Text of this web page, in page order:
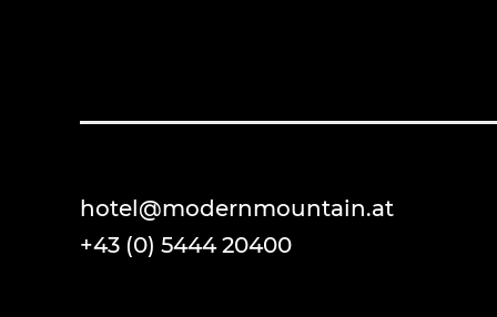
hotel@modernmountain.at
+43 (0) 5444 20400